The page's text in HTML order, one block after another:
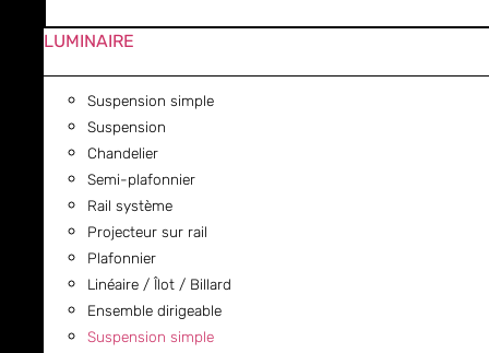
LUMINAIRE
Suspension simple
Suspension
Chandelier
Semi-plafonnier
Rail système
Projecteur sur rail
Plafonnier
Linéaire / Îlot / Billard
Ensemble dirigeable
Suspension simple